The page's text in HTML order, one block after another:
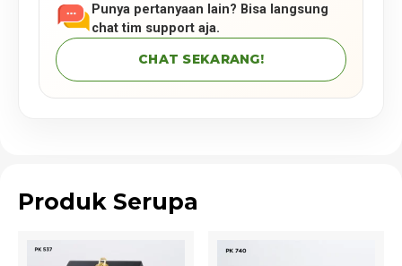
Punya pertanyaan lain? Bisa langsung
chat tim support aja.
CHAT SEKARANG!
Produk Serupa